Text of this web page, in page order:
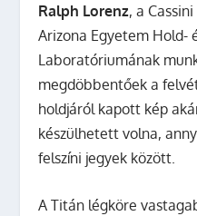
Ralph Lorenz, a
Arizona Egyetem Hold-
Laboratóriumának
megdöbbentőek a
holdjáról kapott kép
készülhetett volna,
felszíni jegyek között.
A Titán légköre